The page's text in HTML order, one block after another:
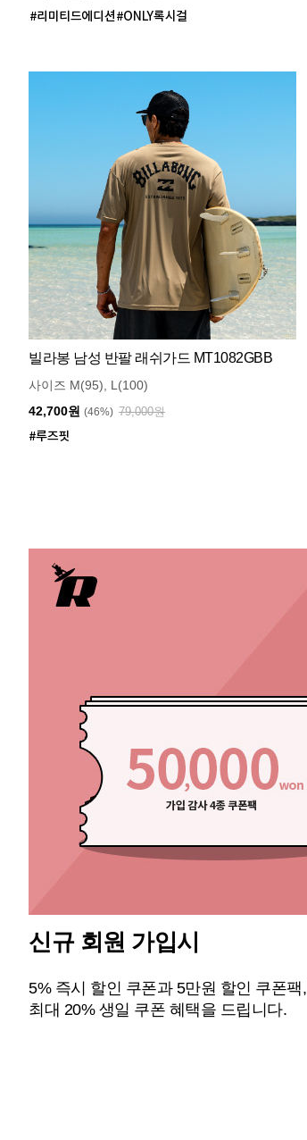
빌라봉 남성 반팔 래쉬가드 MT1082GBB
사이즈 M(95), L(100)
42,700원 (46%) 79,000원
신규 회원 가입시
5% 즉시 할인 쿠폰과 5만원 할인 쿠폰팩,
최대 20% 생일 쿠폰 혜택을 드립니다.